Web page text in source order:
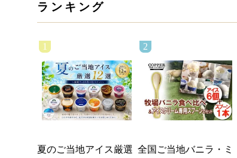
ランキング
夏のご当地アイス厳選
1
全国ご当地バニラ・ミ
2